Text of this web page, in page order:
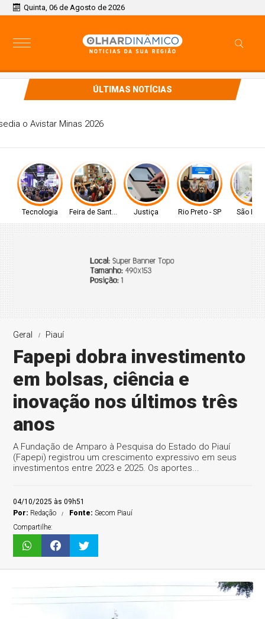
Quinta, 06 de Agosto de 2026
ÚLTIMAS NOTÍCIAS
Belo Horizonte sedia o Avistar Minas 2026
Tecnologia Feira de Santana-BAJustiça Rio Preto - SP São
Geral Piauí
Fapepi dobra investimento
em bolsas, ciência e
inovação nos últimos três
anos
A Fundação de Amparo à Pesquisa do Estado do Piauí
(Fapepi) registrou um crescimento expressivo em seus
investimentos entre 2023 e 2025. Os aportes...
04/10/2025 às 09h51
Por: Redação Fonte:Secom Piauí
Compartilhe: